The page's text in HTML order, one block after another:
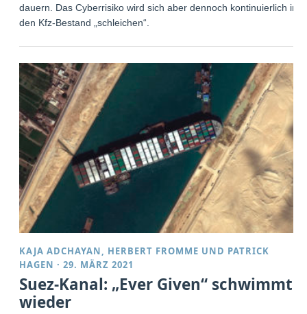
dauern. Das Cyberrisiko wird sich aber dennoch kontinuierlich in
den Kfz-Bestand „schleichen“.
KAJA ADCHAYAN, HERBERT FROMME UND PATRICK
HAGEN ·29. MÄRZ 2021
Suez-Kanal: „Ever Given“ schwimmt
wieder